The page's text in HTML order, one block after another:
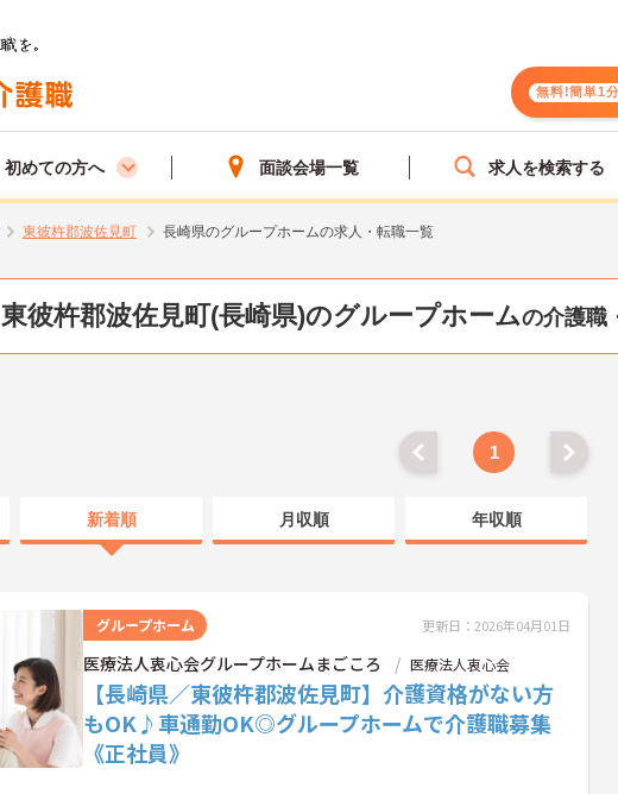
無料!簡単1分
初めての方へ 面談会場一覧 求人を検索する
東彼杵郡波佐見町 長崎県のグループホームの求人・転職一覧
東彼杵郡波佐見町(長崎県)のグループホームの介護職
1
新着順 月収順 年収順
グループホーム 更新日：2026年04月01日
医療法人衷心会グループホームまごころ 医療法人衷心会
【長崎県／東彼杵郡波佐見町】介護資格がない方
もOK♪車通勤OK◎グループホームで介護職募集
《正社員》